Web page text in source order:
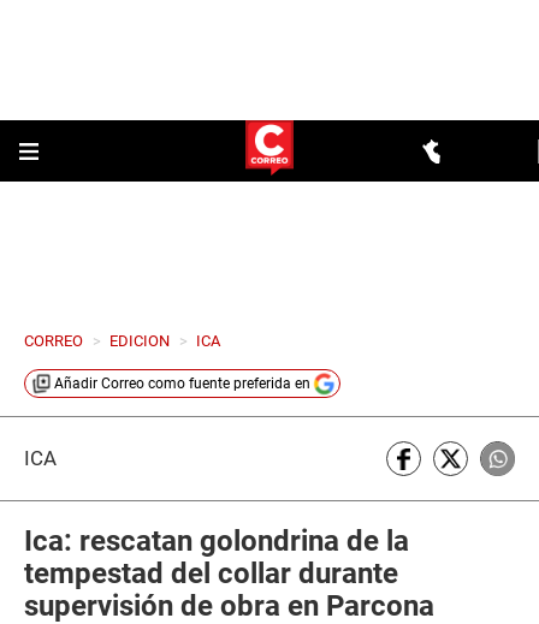
CORREO > EDICION > ICA
Añadir Correo como fuente preferida en
ICA
Ica: rescatan golondrina de la
tempestad del collar durante
supervisión de obra en Parcona